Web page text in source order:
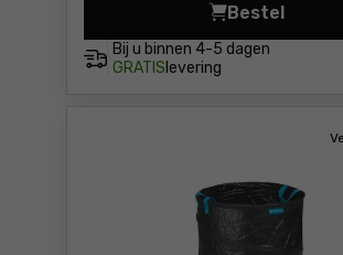
Bij u binnen 4-5 dagen
GRATIS levering
Bestel
Tuinafval